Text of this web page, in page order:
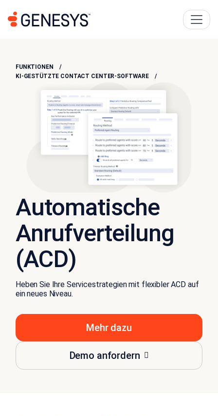
FUNKTIONEN
KI-GESTÜTZTE CONTACT CENTER-SOFTWARE
Automatische
Anrufverteilung
(ACD)
Heben Sie Ihre Servicestrategien mit flexibler ACD auf
ein neues Niveau.
Mehr dazu
Demo anfordern